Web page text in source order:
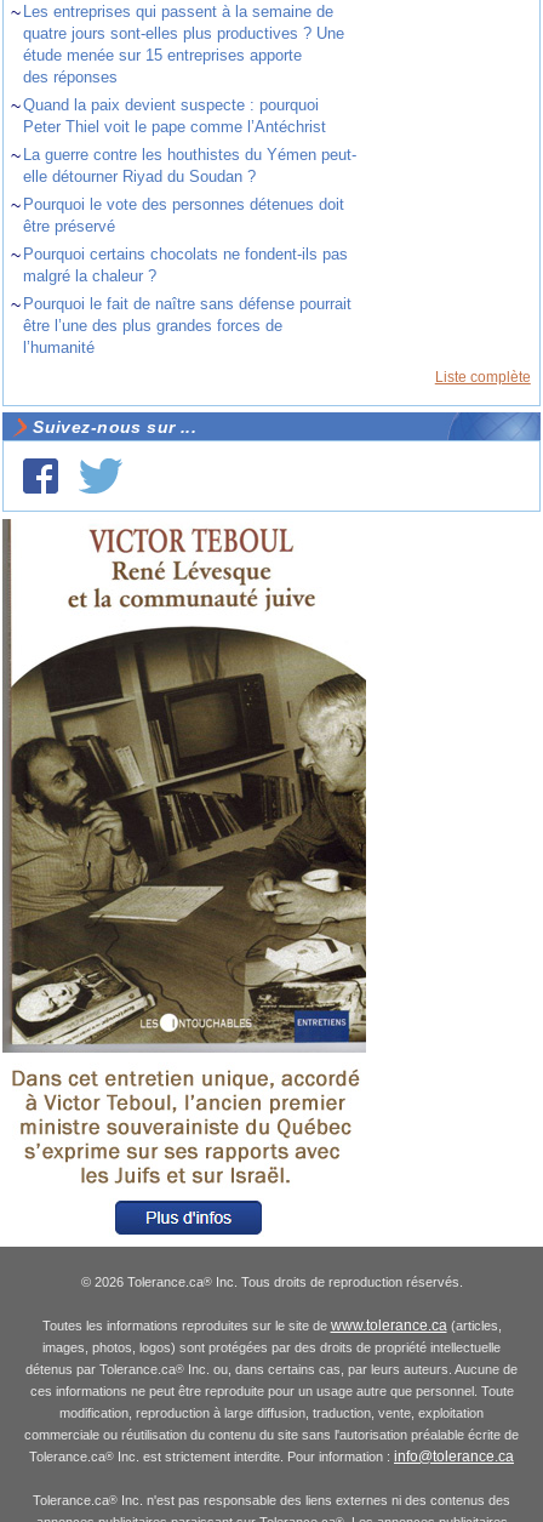
~ Les entreprises qui passent à la semaine de
quatre jours sont-elles plus productives ? Une
étude menée sur 15 entreprises apporte
des réponses
~Quand la paix devient suspecte : pourquoi
Peter Thiel voit le pape comme l’Antéchrist
~ La guerre contre les houthistes du Yémen peut-
elle détourner Riyad du Soudan ?
~ Pourquoi le vote des personnes détenues doit
être préservé
~ Pourquoi certains chocolats ne fondent-ils pas
malgré la chaleur ?
~ Pourquoi le fait de naître sans défense pourrait
être l’une des plus grandes forces de
l’humanité
Liste complète
Suivez-nous sur ...
© 2026 Tolerance.ca®Inc. Tous droits de reproduction réservés.
Toutes les informations reproduites sur le site de www.tolerance.ca (articles,
images, photos, logos) sont protégées par des droits de propriété intellectuelle
détenus par Tolerance.ca® Inc. ou, dans certains cas, par leurs auteurs. Aucune de
ces informations ne peut être reproduite pour un usage autre que personnel. Toute
modification, reproduction à large diffusion, traduction, vente, exploitation
commerciale ou réutilisation du contenu du site sans l'autorisation préalable écrite de
Tolerance.ca® Inc. est strictement interdite. Pour information : info@tolerance.ca
Tolerance.ca® Inc. n'est pas responsable des liens externes ni des contenus des